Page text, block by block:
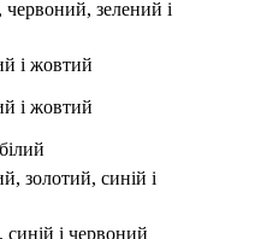
і жовтий
і жовтий
синій і червоний